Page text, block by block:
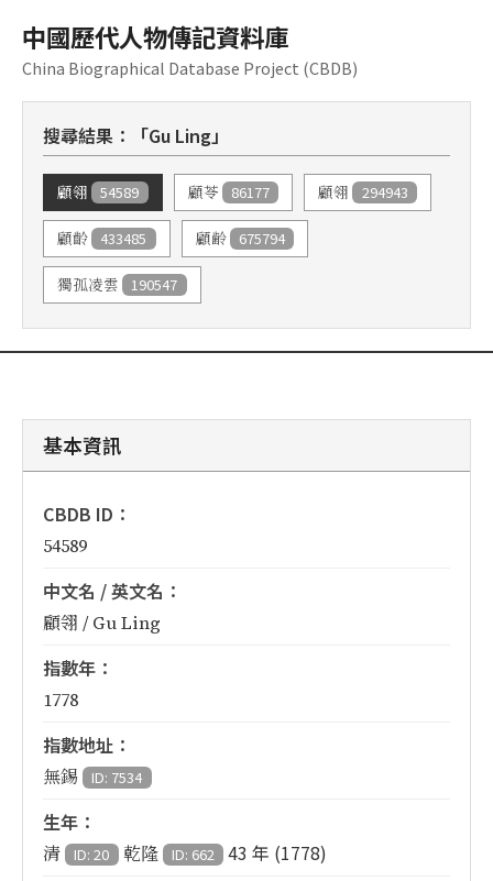
中國歷代人物傳記資料庫
China Biographical Database Project (CBDB)
搜尋結果：「Gu Ling」
顧翎 54589 顧苓 86177 顧翎 294943
顧齡 433485 顧齢 675794
獨孤凌雲 190547
基本資訊
CBDB ID：
54589
中文名 / 英文名：
顧翎 / Gu Ling
指數年：
1778
指數地址：
無錫 ID: 7534
生年：
清 ID: 20 乾隆 ID: 662
43 年 (1778)